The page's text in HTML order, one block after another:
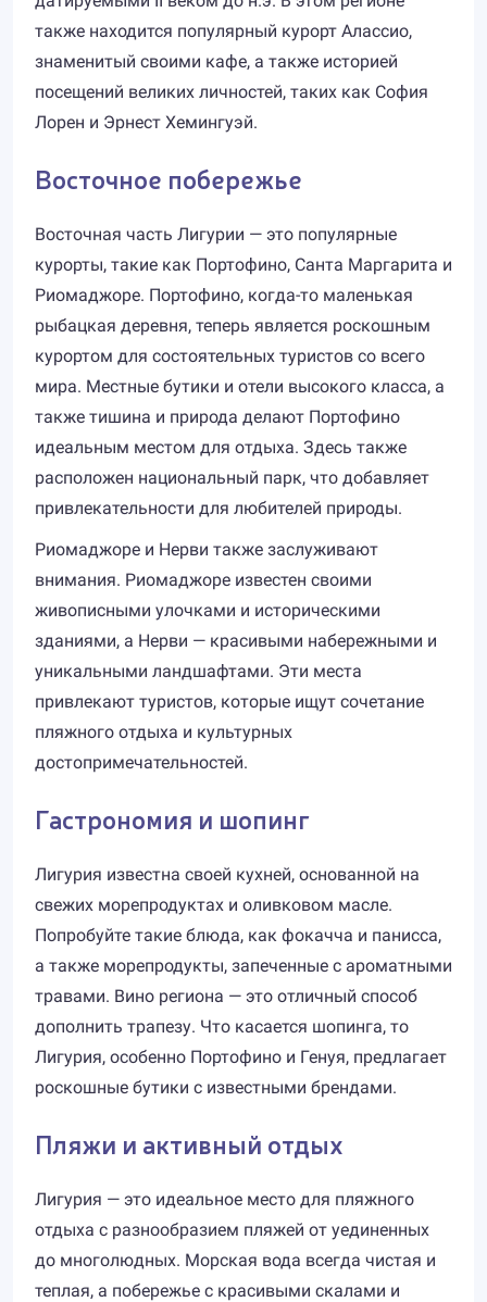
также находится популярный курорт Алассио,
знаменитый своими кафе, а также историей
посещений великих личностей, таких как София
Лорен и Эрнест Хемингуэй.
Восточное побережье
Восточная часть Лигурии — это популярные
курорты, такие как Портофино, Санта Маргарита и
Риомаджоре. Портофино, когда-то маленькая
рыбацкая деревня, теперь является роскошным
курортом для состоятельных туристов со всего
мира. Местные бутики и отели высокого класса, а
также тишина и природа делают Портофино
идеальным местом для отдыха. Здесь также
расположен национальный парк, что добавляет
привлекательности для любителей природы.
Риомаджоре и Нерви также заслуживают
внимания. Риомаджоре известен своими
живописными улочками и историческими
зданиями, а Нерви — красивыми набережными и
уникальными ландшафтами. Эти места
привлекают туристов, которые ищут сочетание
пляжного отдыха и культурных
достопримечательностей.
Гастрономия и шопинг
Лигурия известна своей кухней, основанной на
свежих морепродуктах и оливковом масле.
Попробуйте такие блюда, как фокачча и панисса,
а также морепродукты, запеченные с ароматными
травами. Вино региона — это отличный способ
дополнить трапезу. Что касается шопинга, то
Лигурия, особенно Портофино и Генуя, предлагает
роскошные бутики с известными брендами.
Пляжи и активный отдых
Лигурия — это идеальное место для пляжного
отдыха с разнообразием пляжей от уединенных
до многолюдных. Морская вода всегда чистая и
теплая, а побережье с красивыми скалами и